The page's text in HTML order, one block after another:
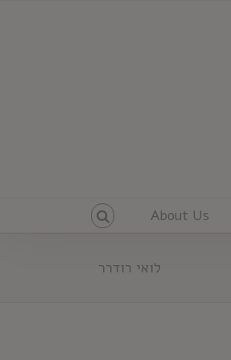
About Us
לואי רודרר